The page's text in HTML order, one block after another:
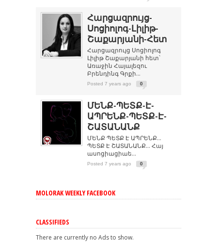
Հարցազրույց-
Սոցիոլոգ-Լիլիթ-
Շաքարյանի-Հետ
Հարցազրույց Սոցիոլոգ
Լիլիթ Շաքարյանի հետ`
Առաջին Հայալեզու
Բրենդինգ Գրքի...
Posted 7 years ago 0
ՄԵՆՔ-ՊԵՏՔ-Է-
ԱՊՐԵՆՔ-ՊԵՏՔ-Է-
ՇԱՏԱՆԱՆՔ
ՄԵՆՔ ՊԵՏՔ Է ԱՊՐԵՆՔ…
ՊԵՏՔ Է ՇԱՏԱՆԱՆՔ… Հայ
ասոցիացիաե...
Posted 7 years ago 0
MOLORAK WEEKLY FACEBOOK
CLASSIFIEDS
There are currently no Ads to show.